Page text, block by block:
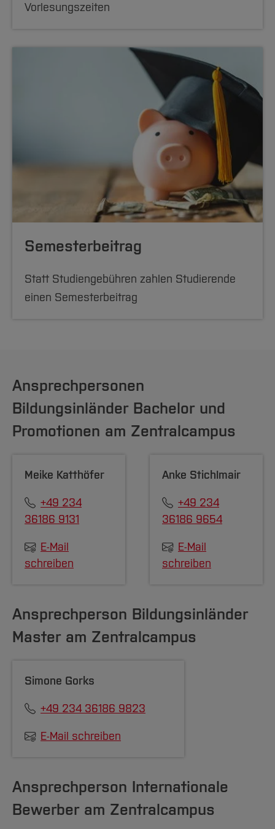
Vorlesungszeiten
Semesterbeitrag
Statt Studiengebühren zahlen Studierende
einen Semesterbeitrag
Ansprechpersonen
Bildungsinländer Bachelor und
Promotionen am Zentralcampus
Meike Katthöfer
+49 234
36186 9131
E-Mail
schreiben
Anke Stichlmair
+49 234
36186 9654
E-Mail
schreiben
Ansprechperson Bildungsinländer
Master am Zentralcampus
Simone Gorks
+49 234 36186 9823
E-Mail schreiben
Ansprechperson Internationale
Bewerber am Zentralcampus